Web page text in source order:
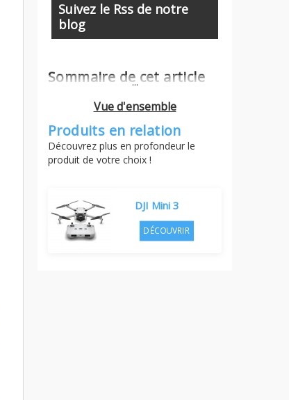
Suivez le Rss de notre
blog
Sommaire de cet article
...
Vue d'ensemble
Produits en relation
Découvrez plus en profondeur le
produit de votre choix !
DJI Mini 3
DÉCOUVRIR